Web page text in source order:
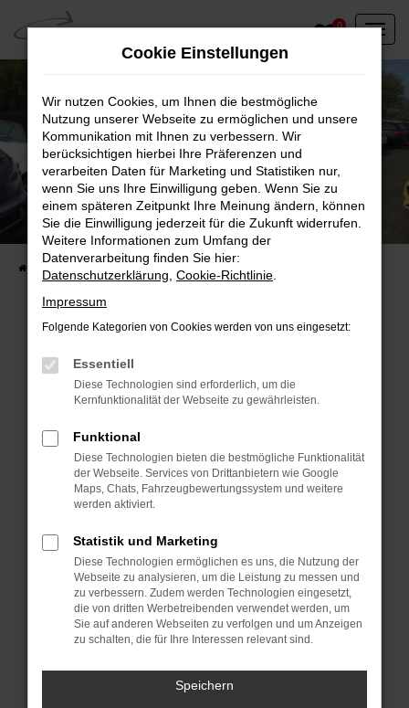
Zum
Hauptinhalt
springen
0
Unser Fahrzeugbestand vor Ort
Entdecken Sie unsere sofort verfügbaren
Fahrzeugangebote
Fehler: Network Error
Beim Laden ist ein Fehler aufgetreten.
Hier sind ein paar Tipps, die dir helfen können:
Überprüfe deine Firewall und deine
Internetverbindung.
Laden andere Webseiten, zum Beispiel deine
Suchmaschine?
Manche Erweiterungen, wie Werbeblocker,
können das Laden bestimmter Seiten
verhindern. Funktioniert die Seite in einem
anderen Browser oder in einem privaten
Fenster?
Das kann manchmal helfen, vorübergehende
Probleme zu beheben.
Cookie Einstellungen
Wir nutzen Cookies, um Ihnen die bestmögliche
Nutzung unserer Webseite zu ermöglichen und unsere
Kommunikation mit Ihnen zu verbessern. Wir
berücksichtigen hierbei Ihre Präferenzen und
verarbeiten Daten für Marketing und Statistiken nur,
wenn Sie uns Ihre Einwilligung geben. Wenn Sie zu
einem späteren Zeitpunkt Ihre Meinung ändern, können
Sie die Einwilligung jederzeit für die Zukunft widerrufen.
Weitere Informationen zum Umfang der
Datenverarbeitung finden Sie hier:
Datenschutzerklärung Cookie-Richtlinie
Impressum
Folgende Kategorien von Cookies werden von uns eingesetzt:
Essentiell
Diese Technologien sind erforderlich, um die
Kernfunktionalität der Webseite zu gewährleisten.
Funktional
Diese Technologien bieten die bestmögliche Funktionalität
der Webseite. Services von Drittanbietern wie Google
Maps, Chats, Fahrzeugbewertungssystem und weitere
werden aktiviert.
Statistik und Marketing
Diese Technologien ermöglichen es uns, die Nutzung der
Webseite zu analysieren, um die Leistung zu messen und
zu verbessern. Zudem werden Technologien eingesetzt,
die von dritten Werbetreibenden verwendet werden, um
Sie auf anderen Webseiten zu verfolgen und um Anzeigen
zu schalten, die für Ihre Interessen relevant sind.
Speichern